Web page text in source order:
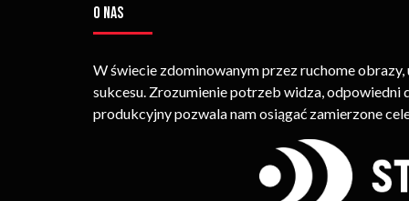
O NAS
W świecie zdominowanym przez ruchome
sukcesu. Zrozumienie potrzeb widza,
produkcyjny pozwala nam osiągać zamierzone